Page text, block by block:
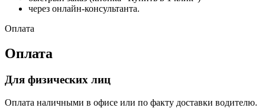
через онлайн-консультанта.
Оплата
Оплата
Для физических лиц
Оплата наличными в офисе или по факту доставки водителю.